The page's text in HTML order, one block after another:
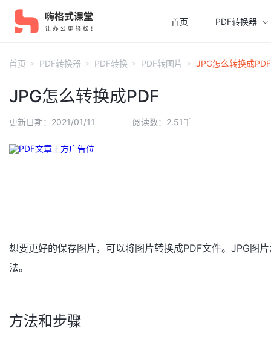
首页 PDF转换器
首页 PDF转换器 PDF转换 PDF转图片 JPG怎么转换成PDF
JPG怎么转换成PDF
更新日期：2021/01/11 阅读数：2.51千
想要更好的保存图片，可以将图片转换成PDF文件。JPG图
法。
方法和步骤